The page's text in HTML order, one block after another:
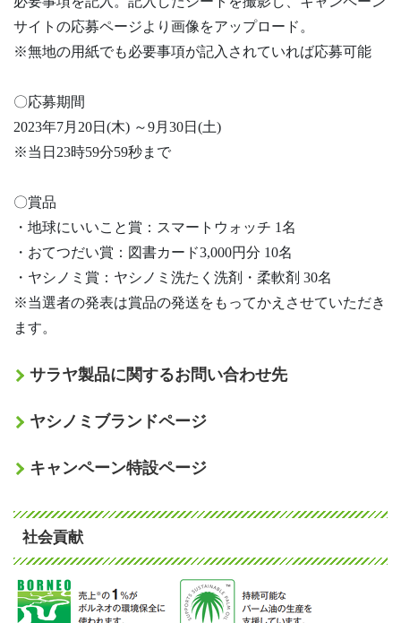
サイトの応募ページより画像をアップロード。
※無地の用紙でも必要事項が記入されていれば応募可能
〇応募期間
2023年7月20日(木) ～9月30日(土)
※当日23時59分59秒まで
〇賞品
・地球にいいこと賞：スマートウォッチ 1名
・おてつだい賞：図書カード3,000円分 10名
・ヤシノミ賞：ヤシノミ洗たく洗剤・柔軟剤 30名
※当選者の発表は賞品の発送をもってかえさせていただき
ます。
サラヤ製品に関するお問い合わせ先
ヤシノミブランドページ
キャンペーン特設ページ
社会貢献